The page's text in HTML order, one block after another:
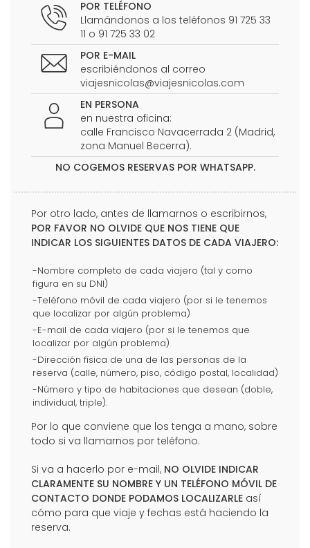
POR TELÉFONO
Llamándonos a los teléfonos 91 725 33
11 o 91 725 33 02
POR E-MAIL
escribiéndonos al correo
viajesnicolas@viajesnicolas.com
EN PERSONA
en nuestra oficina:
calle Francisco Navacerrada 2 (Madrid,
zona Manuel Becerra).
NO COGEMOS RESERVAS POR WHATSAPP.
Por otro lado, antes de llamarnos o escribirnos,
POR FAVOR NO OLVIDE QUE NOS TIENE QUE
INDICAR LOS SIGUIENTES DATOS DE CADA VIAJERO:
-Nombre completo de cada viajero (tal y como
figura en su DNI)
-Teléfono móvil de cada viajero (por si le tenemos
que localizar por algún problema)
-E-mail de cada viajero (por si le tenemos que
localizar por algún problema)
-Dirección física de una de las personas de la
reserva (calle, número, piso, código postal, localidad)
-Número y tipo de habitaciones que desean (doble,
individual, triple).
Por lo que conviene que los tenga a mano, sobre
todo si va llamarnos por teléfono.
Si va a hacerlo por e-mail, NO OLVIDE INDICAR
CLARAMENTE SU NOMBRE Y UN TELÉFONO MÓVIL DE
CONTACTO DONDE PODAMOS LOCALIZARLE así
cómo para que viaje y fechas está haciendo la
reserva.